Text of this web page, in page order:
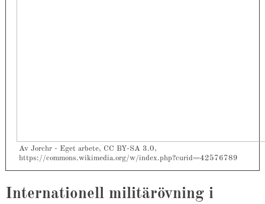
Av Jorchr - Eget arbete, CC BY-SA 3.0,
https://commons.wikimedia.org/w/index.php?curid=42576789
Internationell militärövning i